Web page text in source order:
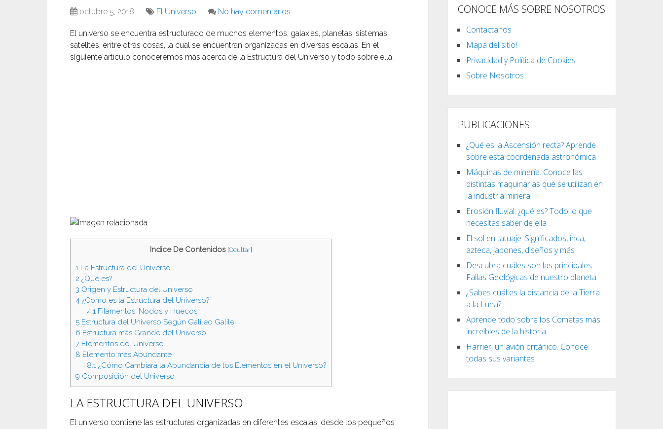
octubre 5, 2018 El Universo No hay comentarios
El universo se encuentra estructurado de muchos elementos, galaxias, planetas, sistemas,
satélites, entre otras cosas, la cual se encuentran organizadas en diversas escalas. En el
siguiente artículo conoceremos más acerca de la Estructura del Universo y todo sobre ella.
Indice De Contenidos [Ocultar]
1 La Estructura del Universo
2 ¿Qué es?
3 Origen y Estructura del Universo
4 ¿Como es la Estructura del Universo?
4.1Filamentos, Nodos y Huecos
5 Estructura del Universo Según Galileo Galilei
6 Estructura más Grande del Universo
7 Elementos del Universo
8 Elemento más Abundante
8.1¿Cómo Cambiará la Abundancia de los Elementos en el Universo?
9 Composición del Universo
LA ESTRUCTURA DEL UNIVERSO
El universo contiene las estructuras organizadas en diferentes escalas, desde los pequeños
CONOCE MÁS SOBRE NOSOTROS
Contactanos
Mapa del sitio!
Privacidad y Política de Cookies
Sobre Nosotros
PUBLICACIONES
¿Qué es la Ascensión recta? Aprende
sobre esta coordenada astronómica
Máquinas de minería. Conoce las
distintas maquinarias que se utilizan en
la industria minera!
Erosión fluvial: ¿qué es? Todo lo que
necesitas saber de ella
El sol en tatuaje: Significados, inca,
azteca, japones, diseños y más
Descubra cuáles son las principales
Fallas Geológicas de nuestro planeta
¿Sabes cuál es la distancia de la Tierra
a la Luna?
Aprende todo sobre los Cometas más
increíbles de la historia
Harrier, un avión británico. Conoce
todas sus variantes